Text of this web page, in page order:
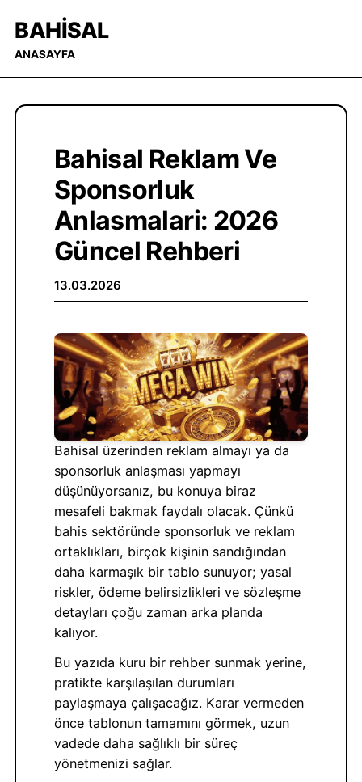
BAHISAL
ANASAYFA
Bahisal Reklam Ve
Sponsorluk
Anlasmalari: 2026
Güncel Rehberi
13.03.2026
Bahisal üzerinden reklam almayı ya da
sponsorluk anlaşması yapmayı
düşünüyorsanız, bu konuya biraz
mesafeli bakmak faydalı olacak. Çünkü
bahis sektöründe sponsorluk ve reklam
ortaklıkları, birçok kişinin sandığından
daha karmaşık bir tablo sunuyor; yasal
riskler, ödeme belirsizlikleri ve sözleşme
detayları çoğu zaman arka planda
kalıyor.
Bu yazıda kuru bir rehber sunmak yerine,
pratikte karşılaşılan durumları
paylaşmaya çalışacağız. Karar vermeden
önce tablonun tamamını görmek, uzun
vadede daha sağlıklı bir süreç
yönetmenizi sağlar.